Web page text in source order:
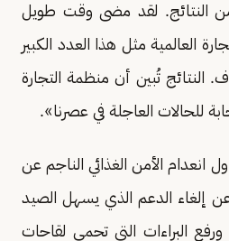
النتائج. لقد مضى وقت طويل
العالمية مثل هذا العدد الكبير
النتائج تُبين أن منظمة التجارة
للحالات العاجلة في عصرنا».
انعدام الأمن الغذائي الناجم عن
عن إلغاء الدعم الذي يسهل الصيد
البراءات التي تحمي لقاحات